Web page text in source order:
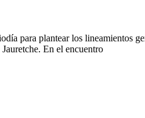
para plantear los lineamientos
En el encuentro